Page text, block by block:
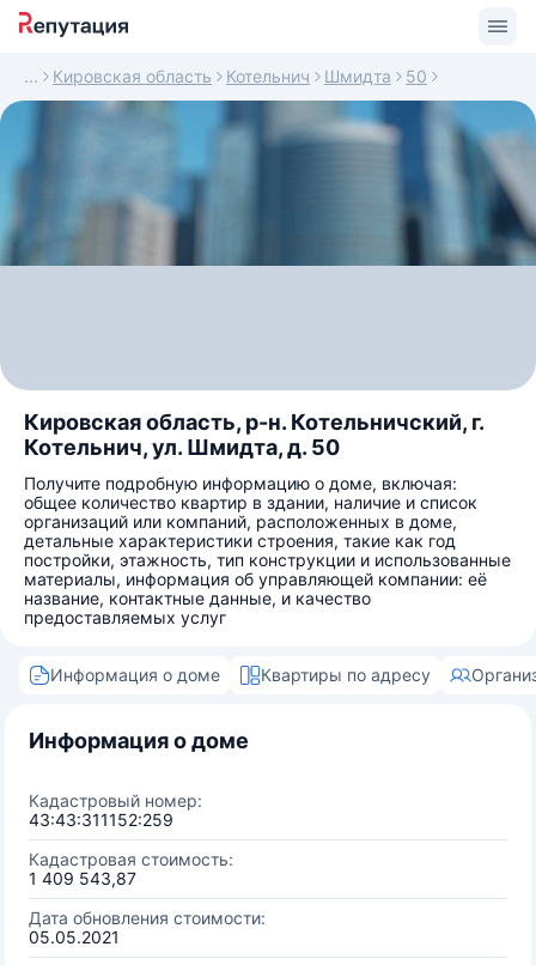
Кировская область Котельнич Шмидта 50
Кировская область, р-н. Котельничский, г.
Котельнич, ул. Шмидта, д. 50
Получите подробную информацию о доме, включая:
общее количество квартир в здании, наличие и список
организаций или компаний, расположенных в доме,
детальные характеристики строения, такие как год
постройки, этажность, тип конструкции и использованные
материалы, информация об управляющей компании: её
название, контактные данные, и качество
предоставляемых услуг
Информация о доме Квартиры по адресу
Информация о доме
Кадастровый номер:
43:43:311152:259
Кадастровая стоимость:
1 409 543,87
Дата обновления стоимости:
05.05.2021